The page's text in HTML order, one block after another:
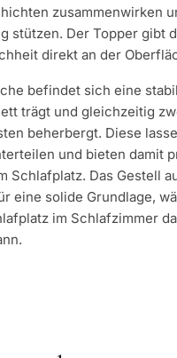
zusammenwirken
stützen. Der Topper gibt
direkt an der
befindet sich eine
trägt und gleichzeitig
beherbergt. Diese
und bieten damit
Schlafplatz. Das Gestell
eine solide Grundlage,
im Schlafzimmer